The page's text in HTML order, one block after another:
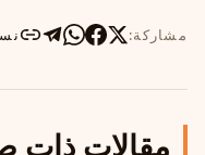
مشاركة:
مقالات ذات